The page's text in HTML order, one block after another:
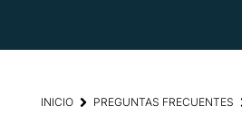
INICIO PREGUNTAS FRECUENTES